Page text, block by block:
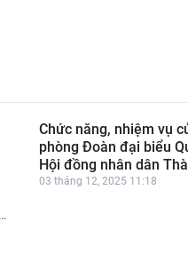
Chức năng, nhiệm vụ
phòng Đoàn đại biểu
Hội đồng nhân dân
03 tháng 12, 2025 11:18